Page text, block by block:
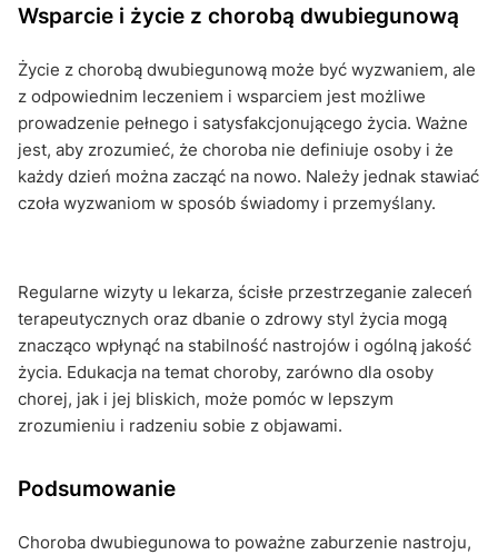
Wsparcie i życie z chorobą dwubiegunową
Życie z chorobą dwubiegunową może być wyzwaniem, ale
z odpowiednim leczeniem i wsparciem jest możliwe
prowadzenie pełnego i satysfakcjonującego życia. Ważne
jest, aby zrozumieć, że choroba nie definiuje osoby i że
każdy dzień można zacząć na nowo. Należy jednak stawiać
czoła wyzwaniom w sposób świadomy i przemyślany.
Regularne wizyty u lekarza, ścisłe przestrzeganie zaleceń
terapeutycznych oraz dbanie o zdrowy styl życia mogą
znacząco wpłynąć na stabilność nastrojów i ogólną jakość
życia. Edukacja na temat choroby, zarówno dla osoby
chorej, jak i jej bliskich, może pomóc w lepszym
zrozumieniu i radzeniu sobie z objawami.
Podsumowanie
Choroba dwubiegunowa to poważne zaburzenie nastroju,